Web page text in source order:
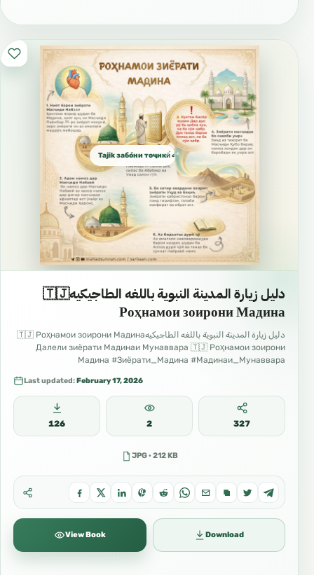
Tajik забо́ни тоҷикӣ́ الطاجيكية
دليل زيارة المدينة النبوية باللغه الطاجيكيه🇹🇯
Роҳнамои зоирони Мадина
دليل زيارة المدينة النبوية باللغه الطاجيكيه🇹🇯 Роҳнамои зоирони Мадина
Далели зиёрати Мадинаи Мунаввара 🇹🇯 Роҳнамои зоирони
Мадина #Зиёрати_Мадина #Мадинаи_Мунаввара
Last updated:February 17, 2026
126 2 327
JPG · 212 KB
View Book Download